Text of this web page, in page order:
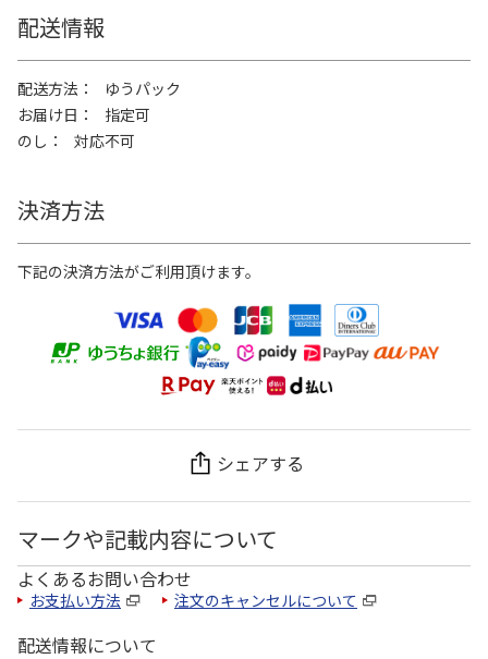
配送情報
配送方法
ゆうパック
お届け日
指定可
のし
対応不可
決済方法
下記の決済方法がご利用頂けます。
シェアする
マークや記載内容について
よくあるお問い合わせ
お支払い方法 注文のキャンセルについて
配送情報について